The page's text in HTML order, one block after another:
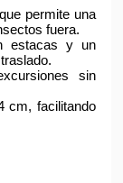
permite una
fuera.
estacas y un
sin
cm, facilitando